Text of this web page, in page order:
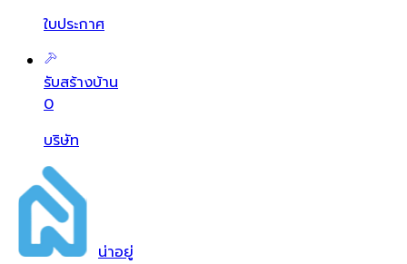
ใบประกาศ
รับสร้างบ้าน
0
บริษัท
น่าอยู่